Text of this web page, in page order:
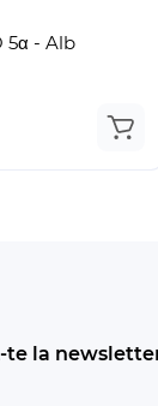
5α - Alb
te la